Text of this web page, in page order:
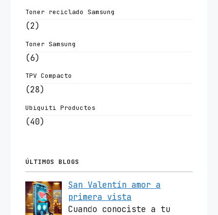
Toner reciclado Samsung
(2)
Toner Samsung
(6)
TPV Compacto
(28)
Ubiquiti Productos
(40)
ÚLTIMOS BLOGS
San Valentín amor a
primera vista
Cuando conociste a tu